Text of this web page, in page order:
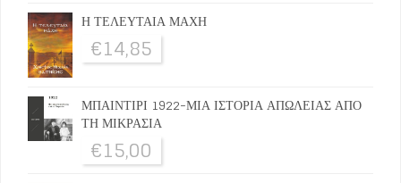
Η ΤΕΛΕΥΤΑΙΑ ΜΑΧΗ
€14,85
ΜΠΑΙΝΤΙΡΙ 1922-ΜΙΑ ΙΣΤΟΡΙΑ ΑΠΩΛΕΙΑΣ ΑΠΟ
ΤΗ ΜΙΚΡΑΣΙΑ
€15,00